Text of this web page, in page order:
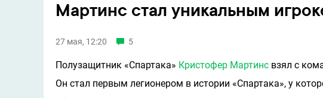
Мартинс стал уникальным
27 мая, 12:20 5
Полузащитник «Спартака» Кристофер Мартинс взял с
Он стал первым легионером в истории «Спартака», у